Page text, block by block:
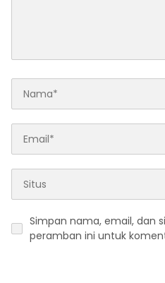
Simpan nama, email, dan
peramban ini untuk